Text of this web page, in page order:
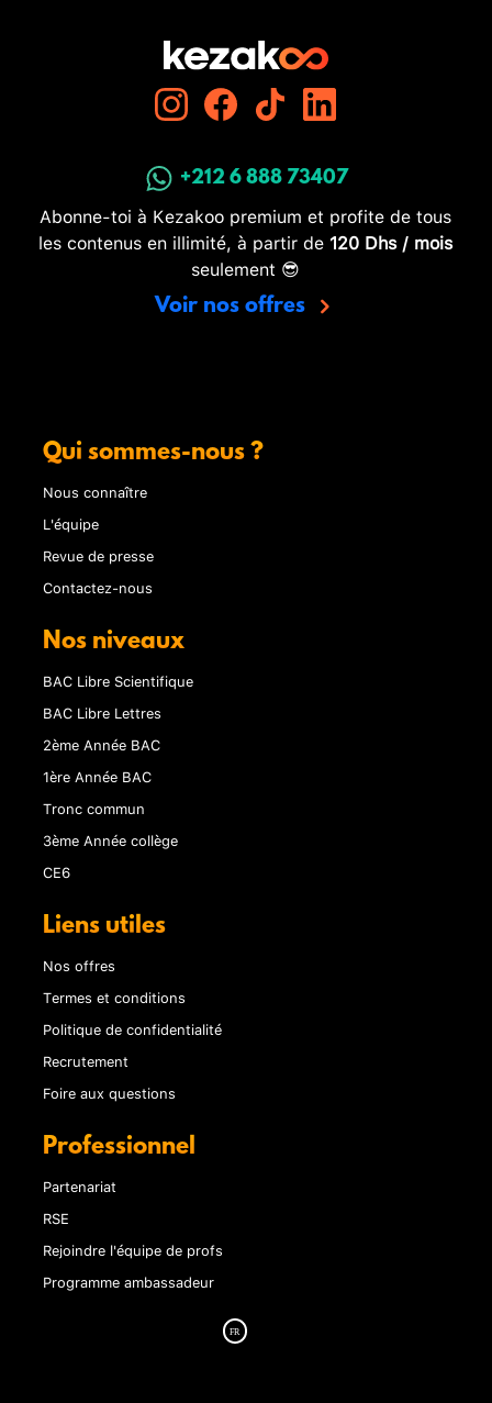
+212 6 888 73407
Abonne-toi à Kezakoo premium et profite de tous
les contenus en illimité, à partir de 120 Dhs / mois
seulement 😎
Voir nos offres
Qui sommes-nous ?
Nous connaître
L'équipe
Revue de presse
Contactez-nous
Nos niveaux
BAC Libre Scientifique
BAC Libre Lettres
2ème Année BAC
1ère Année BAC
Tronc commun
3ème Année collège
CE6
Liens utiles
Nos offres
Termes et conditions
Politique de confidentialité
Recrutement
Foire aux questions
Professionnel
Partenariat
RSE
Rejoindre l'équipe de profs
Programme ambassadeur